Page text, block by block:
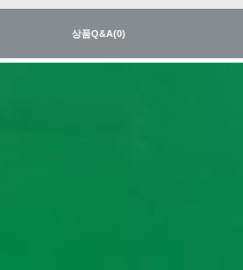
상품Q&A(0)